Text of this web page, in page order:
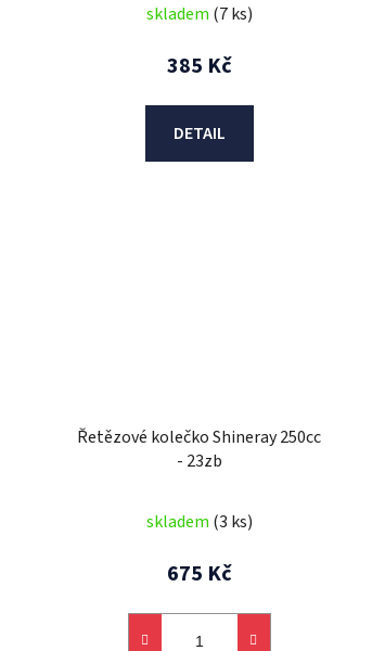
skladem (7 ks)
385 Kč
DETAIL
Řetězové kolečko Shineray 250cc
- 23zb
skladem (3 ks)
675 Kč